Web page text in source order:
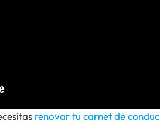
renovar tu carnet de